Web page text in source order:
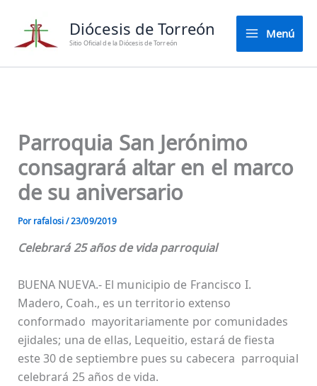
contenido
Diócesis de Torreón
Sitio Oficial de la Diócesis de Torreón
Menú
Parroquia San Jerónimo
consagrará altar en el marco
de su aniversario
Porrafalosi/23/09/2019
Celebrará 25 años de vida parroquial
BUENA NUEVA.- El municipio de Francisco I.
Madero, Coah., es un territorio extenso
conformado mayoritariamente por comunidades
ejidales; una de ellas, Lequeitio, estará de fiesta
este 30 de septiembre pues su cabecera parroquial
celebrará 25 años de vida.